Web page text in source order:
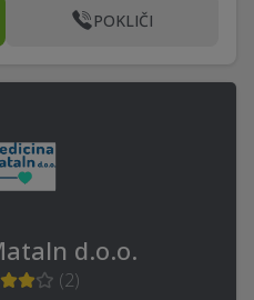
POKLIČI
d.o.o.
(2)